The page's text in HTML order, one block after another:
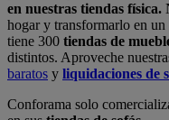
en nuestras tiendas física.
hogar y transformarlo en
tiene 300 tiendas de
distintos. Aproveche
baratos y liquidaciones de
Conforama solo